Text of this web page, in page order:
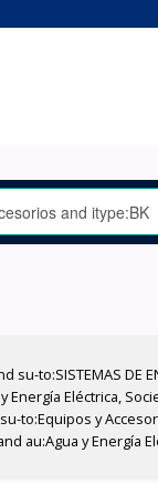
to:SISTEMAS DE
Eléctrica,
to:Equipos y
au:Agua y Energía